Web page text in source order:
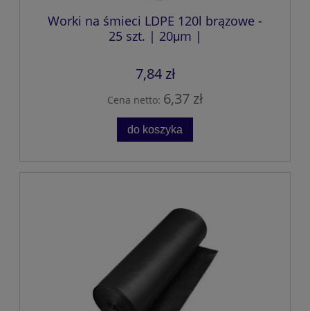
Worki na śmieci LDPE 120l brązowe -
25 szt. | 20μm |
7,84 zł
Cena netto: 6,37 zł
do koszyka